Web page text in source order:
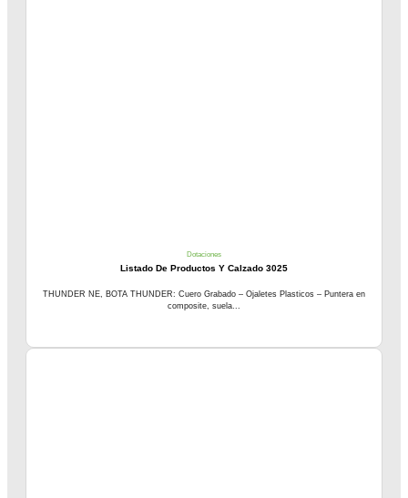
Dotaciones
Listado De Productos Y Calzado 3025
THUNDER NE, BOTA THUNDER: Cuero Grabado – Ojaletes Plasticos – Puntera en
composite, suela...